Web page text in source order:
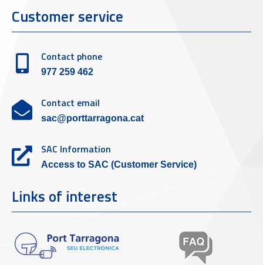
Customer service
Contact phone
977 259 462
Contact email
sac@porttarragona.cat
SAC Information
Access to SAC (Customer Service)
Links of interest